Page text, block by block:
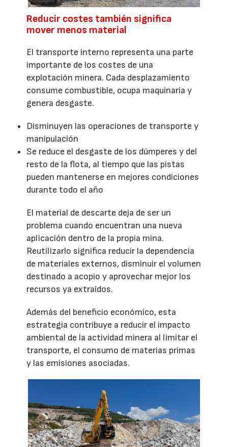
Reducir costes también significa
mover menos material
El transporte interno representa una parte
importante de los costes de una
explotación minera. Cada desplazamiento
consume combustible, ocupa maquinaria y
genera desgaste.
Disminuyen las operaciones de transporte y
manipulación
Se reduce el desgaste de los dúmperes y del
resto de la flota, al tiempo que las pistas
pueden mantenerse en mejores condiciones
durante todo el año
El material de descarte deja de ser un
problema cuando encuentran una nueva
aplicación dentro de la propia mina.
Reutilizarlo significa reducir la dependencia
de materiales externos, disminuir el volumen
destinado a acopio y aprovechar mejor los
recursos ya extraídos.
Además del beneficio económico, esta
estrategia contribuye a reducir el impacto
ambiental de la actividad minera al limitar el
transporte, el consumo de materias primas
y las emisiones asociadas.